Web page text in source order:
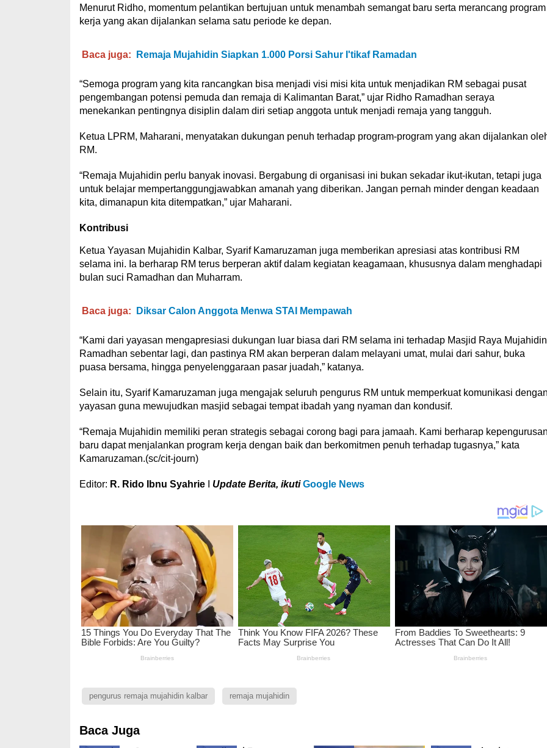
Menurut Ridho, momentum pelantikan bertujuan untuk menambah semangat baru serta merancang program
kerja yang akan dijalankan selama satu periode ke depan.
Baca juga: Remaja Mujahidin Siapkan 1.000 Porsi Sahur I'tikaf Ramadan
“Semoga program yang kita rancangkan bisa menjadi visi misi kita untuk menjadikan RM sebagai pusat
pengembangan potensi pemuda dan remaja di Kalimantan Barat,” ujar Ridho Ramadhan seraya
menekankan pentingnya disiplin dalam diri setiap anggota untuk menjadi remaja yang tangguh.
Ketua LPRM, Maharani, menyatakan dukungan penuh terhadap program-program yang akan dijalankan
RM.
“Remaja Mujahidin perlu banyak inovasi. Bergabung di organisasi ini bukan sekadar ikut-ikutan, tetapi juga
untuk belajar mempertanggungjawabkan amanah yang diberikan. Jangan pernah minder dengan keadaan
kita, dimanapun kita ditempatkan,” ujar Maharani.
Kontribusi
Ketua Yayasan Mujahidin Kalbar, Syarif Kamaruzaman juga memberikan apresiasi atas kontribusi RM
selama ini. Ia berharap RM terus berperan aktif dalam kegiatan keagamaan, khususnya dalam menghadapi
bulan suci Ramadhan dan Muharram.
Baca juga: Diksar Calon Anggota Menwa STAI Mempawah
“Kami dari yayasan mengapresiasi dukungan luar biasa dari RM selama ini terhadap Masjid Raya
Ramadhan sebentar lagi, dan pastinya RM akan berperan dalam melayani umat, mulai dari sahur, buka
puasa bersama, hingga penyelenggaraan pasar juadah,” katanya.
Selain itu, Syarif Kamaruzaman juga mengajak seluruh pengurus RM untuk memperkuat komunikasi
yayasan guna mewujudkan masjid sebagai tempat ibadah yang nyaman dan kondusif.
“Remaja Mujahidin memiliki peran strategis sebagai corong bagi para jamaah. Kami berharap
baru dapat menjalankan program kerja dengan baik dan berkomitmen penuh terhadap tugasnya,” kata
Kamaruzaman.(sc/cit-journ)
Editor: R. Rido Ibnu SyahrieI Update Berita, ikutiGoogle News
pengurus remaja mujahidin kalbar remaja mujahidin
Baca Juga